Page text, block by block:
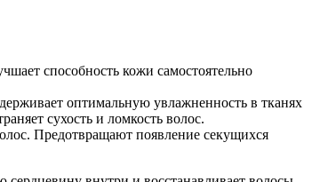
способность кожи самостоятельно
оптимальную увлажненность в тканях
сухость и ломкость волос.
Предотвращают появление секущихся